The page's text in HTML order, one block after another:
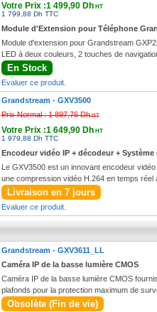
Votre Prix :1 499,90 DhHT
1 799,88 Dh TTC
Module d'Extension pour Téléphone
Module d'extension pour Grandstream
LED à deux couleurs, 2 touches de
En Stock
Evaluer ce produit.
Grandstream - GXV3500
Prix Normal :1 897,76 DhHT
Votre Prix :1 649,90 DhHT
1 979,88 Dh TTC
Encodeur vidéo IP + décodeur +
Le GXV3500 est un innovant encodeur
une compression vidéo H.264 en temps réel
Livraison en 7 jours
Evaluer ce produit.
Grandstream - GXV3611_LL
Caméra IP de la basse lumière CMOS
Caméra IP de la basse lumière CMOS
plafonds pour la protection maximum de
Obsolète (Fin de vie)